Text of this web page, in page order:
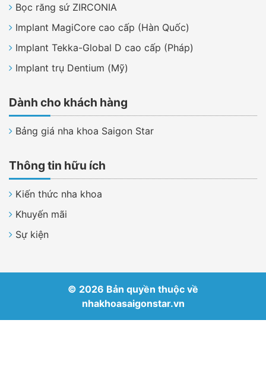
Bọc răng sứ ZIRCONIA
Implant MagiCore cao cấp (Hàn Quốc)
Implant Tekka-Global D cao cấp (Pháp)
Implant trụ Dentium (Mỹ)
Dành cho khách hàng
Bảng giá nha khoa Saigon Star
Thông tin hữu ích
Kiến thức nha khoa
Khuyến mãi
Sự kiện
© 2026 Bản quyền thuộc về
nhakhoasaigonstar.vn